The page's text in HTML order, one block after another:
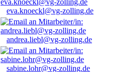
eva.knoeckl@vg-zolling.de
andrea.liebl@vg-zolling.de
sabine.lohr@vg-zolling.de